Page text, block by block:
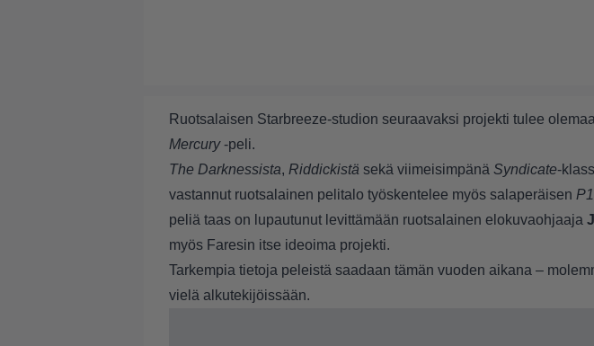
Ruotsalaisen Starbreeze-studion seuraavaksi projekti tulee
Mercury-peli.
The Darknessista, Riddickistä sekä viimeisimpänä Syndicate-
vastannut ruotsalainen pelitalo työskentelee myös salaperäisen
peliä taas on lupautunut levittämään ruotsalainen elokuvaohjaaja
myös Faresin itse ideoima projekti.
Tarkempia tietoja peleistä saadaan tämän vuoden aikana –
vielä alkutekijöissään.